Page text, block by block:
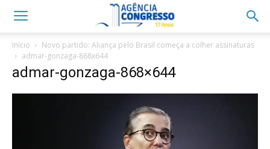
Início
Novo partido: Aliança pelo Brasil começa a colher assinaturas
admar-gonzaga-868x644
admar-gonzaga-868×644